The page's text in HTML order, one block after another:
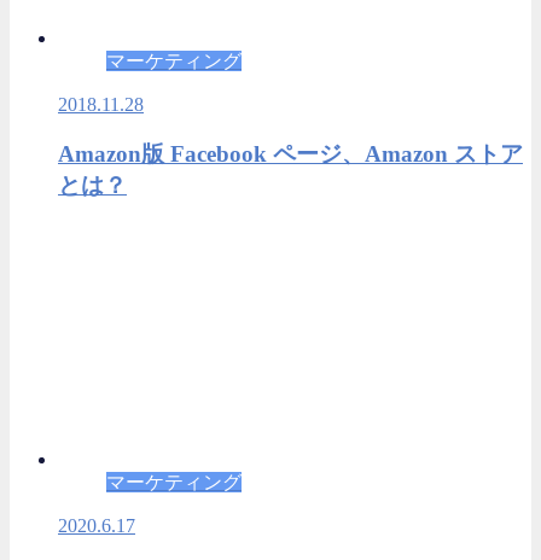
マーケティング
2018.11.28
Amazon版 Facebook ページ、Amazon ストア
とは？
マーケティング
2020.6.17